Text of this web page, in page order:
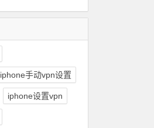
iphone手动vpn设置
iphone设置vpn